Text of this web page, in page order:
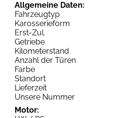
Allgemeine Daten:
Fahrzeugtyp
Karosserieform
Erst-Zul.
Getriebe
Kilometerstand
Anzahl der Türen
Farbe
Standort
Lieferzeit
Unsere Nummer
Motor: